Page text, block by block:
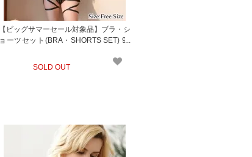
【ビッグサマーセール対象品】ブラ・シ
ョーツセット(BRA・SHORTS SET) 97
SOLD OUT